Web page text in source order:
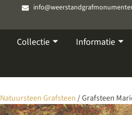
Collectie Informatie
Natuursteen Grafsteen/ Grafsteen